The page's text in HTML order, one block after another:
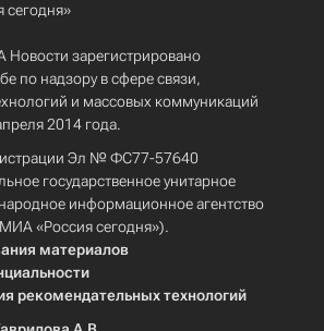
Новости зарегистрировано
по надзору в сфере связи,
и массовых коммуникаций
2014 года.
Эл № ФС77-57640
государственное унитарное
информационное агентство
«Россия сегодня»).
материалов
рекомендательных технологий